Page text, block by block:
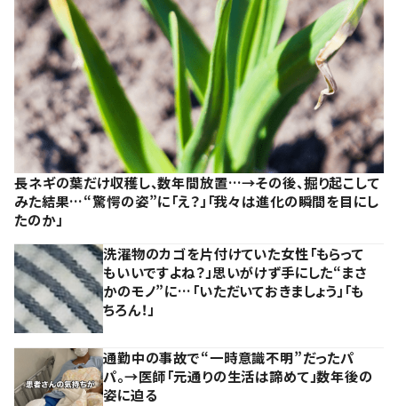
長ネギの葉だけ収穫し、数年間放置…→その後、掘り起こして
みた結果…“驚愕の姿”に「え？」「我々は進化の瞬間を目にし
たのか」
洗濯物のカゴを片付けていた女性「もらって
もいいですよね？」思いがけず手にした“まさ
かのモノ”に…「いただいておきましょう」「も
ちろん！」
通勤中の事故で“一時意識不明”だったパ
パ。→医師「元通りの生活は諦めて」数年後の
姿に迫る